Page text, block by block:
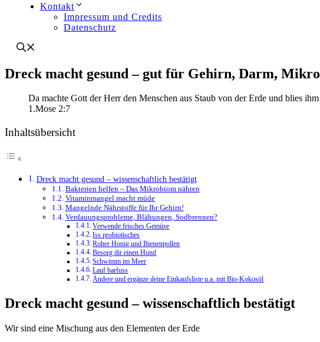
Kontakt
Impressum und Credits
Datenschutz
Dreck macht gesund – gut für Gehirn, Darm,
Da machte Gott der Herr den Menschen aus Staub von der Erde und blies
1.Mose 2:7
Inhaltsübersicht
Dreck macht gesund – wissenschaftlich bestätigt
Bakterien helfen – Das Mikrobiom nähren
Vitaminmangel macht müde
Mangelnde Nährstoffe für Ihr Gehirn!
Verdauungsprobleme, Blähungen, Sodbrennen?
Verwende frisches Gemüse
Iss probiotisches
Roher Honig und Bienenpollen
Besorg dir einen Hund
Schwimm im Meer
Lauf barfuss
Ändere und ergänze deine Einkaufsliste u.a. mit Bio-Kokosöl
Dreck macht gesund – wissenschaftlich bestätigt
Wir sind eine Mischung aus den Elementen der Erde